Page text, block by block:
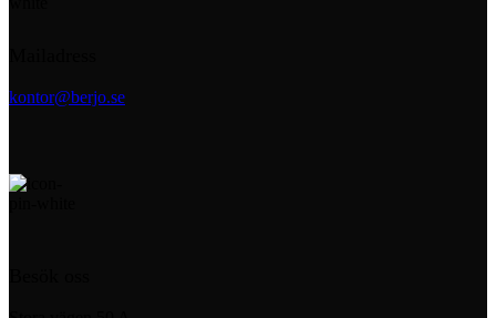
kontor@berjo.se